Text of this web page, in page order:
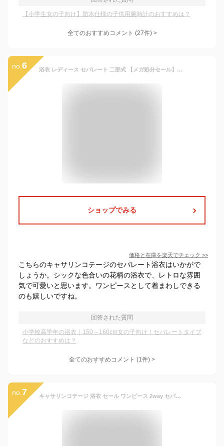
【小学生女の子向け】防水仕様の子供用腕時計のおすすめは？
全てのおすすめコメント (27件) >
no. 6 浴衣 レディース セパレート 二部式 【メガ処分セール】ワンピース 2way 兵児帯 2点セット ゆかた ジュニア 大人 150 160 サンドレス カジュアル 和装 上質 織り生地 簡単 着付け 夏祭り 花火大会 和柄 花柄 レトロ モダン かわいい おしゃれ キャサリンコテージ TAK 処分
ショップでみる
価格と在庫を楽天でチェック >>
こちらのキャサリンコテージのセパレート浴衣はいかがで
しょうか。シックな色合いの花柄の浴衣で、レトロな雰囲
気で可愛いと思います。ワンピースとして着まわしできる
のも嬉しいですね。
回答された質問
小学校高学年の浴衣｜150～160cm女の子向け！セパレートタイプ
などのおすすめは？
全てのおすすめコメント (1件) >
no. 7 キャサリンコテージ 浴衣 セール ワンピース 2way セパレート セット 子供 女の子 キッズ ロングしわ兵児帯 付属 帯 子供浴衣 簡単 着付け 100 110 120 130 140 150 夏祭り 夕涼み 花柄 猫柄 オリジナル柄 【在庫限り】TAK